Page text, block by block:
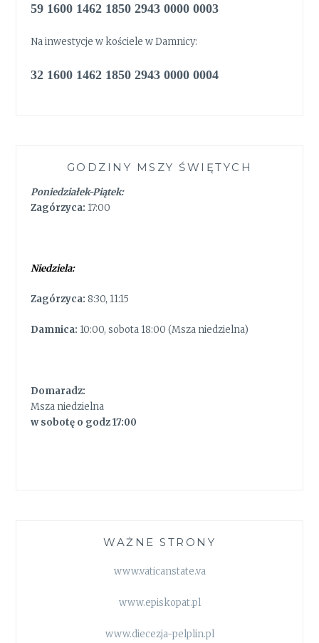
59 1600 1462 1850 2943 0000 0003
Na inwestycje w kościele w Damnicy:
32 1600 1462 1850 2943 0000 0004
GODZINY MSZY ŚWIĘTYCH
Poniedziałek-Piątek:
Zagórzyca: 17:00
Niedziela:
Zagórzyca: 8:30, 11:15
Damnica: 10:00, sobota 18:00 (Msza niedzielna)
Domaradz:
Msza niedzielna
w sobotę o godz 17:00
WAŻNE STRONY
www.vaticanstate.va
www.episkopat.pl
www.diecezja-pelplin.pl